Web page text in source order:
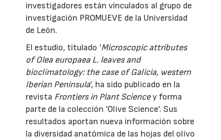
investigadores están vinculados al grupo de
investigación PROMUEVE de la Universidad
de León.
El estudio, titulado ‘Microscopic attributes
of Olea europaea L. leaves and
bioclimatology: the case of Galicia, western
Iberian Peninsula’, ha sido publicado en la
revista Frontiers in Plant Sciencey forma
parte de la colección ‘Olive Science’. Sus
resultados aportan nueva información sobre
la diversidad anatómica de las hojas del olivo